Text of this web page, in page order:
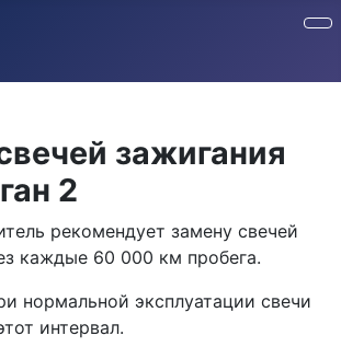
зажигания
2
рекомендует замену свечей
каждые 60 000 км пробега.
нормальной эксплуатации свечи
интервал.